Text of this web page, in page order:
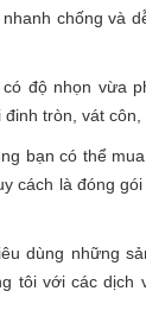
chống và
độ nhọn vừa
tròn, vát
bạn có thể
cách là đóng
dùng những
tôi với các